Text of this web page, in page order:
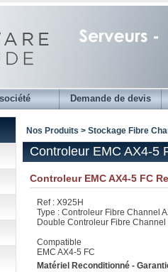
Demande de devis
Nos Produits > Stockage Fibre
Controleur EMC AX4-5
Controleur EMC AX4-5 FC
Ref : X925H
Type : Controleur Fibre Channel
Double Controleur Fibre Channel
Compatible
EMC AX4-5 FC
Matériel Reconditionné -